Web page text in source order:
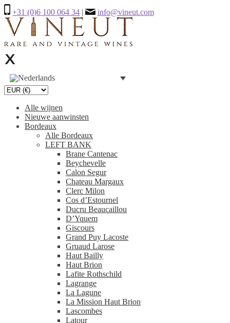
+31 (0)6 100 064 34 | info@vineut.com
Alle wijnen
Nieuwe aanwinsten
Bordeaux
Alle Bordeaux
LEFT BANK
Brane Cantenac
Beychevelle
Calon Segur
Chateau Margaux
Clerc Milon
Cos d’Estournel
Ducru Beaucaillou
D’Yquem
Giscours
Grand Puy Lacoste
Gruaud Larose
Haut Bailly
Haut Brion
Lafite Rothschild
Lagrange
La Lagune
La Mission Haut Brion
Lascombes
Latour